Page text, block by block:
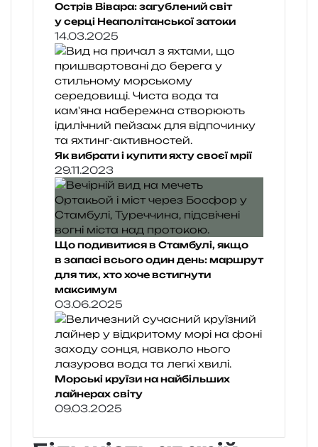
Острів Вівара: загублений світ
у серці Неаполітанської затоки
14.03.2025
Як вибрати і купити яхту своєї мрії
29.11.2023
Що подивитися в Стамбулі, якщо
в запасі всього один день: маршрут
для тих, хто хоче встигнути
максимум
03.06.2025
Морські круїзи на найбільших
лайнерах світу
09.03.2025